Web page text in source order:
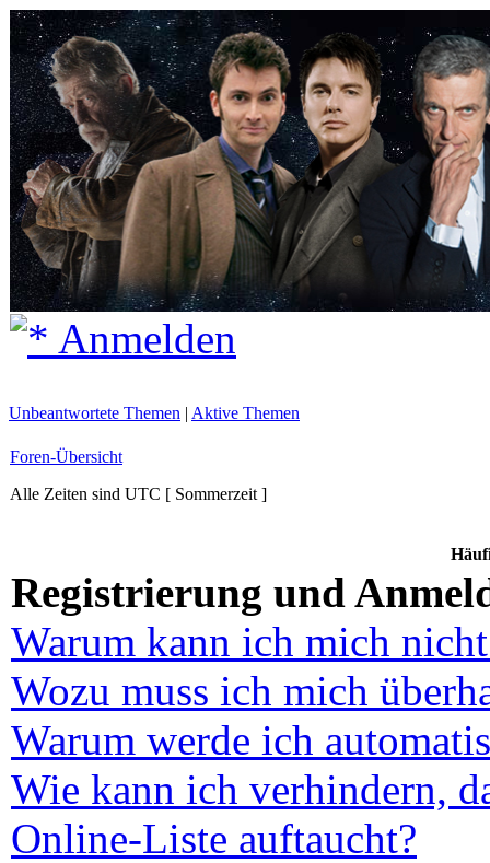
Anmelden
Unbeantwortete Themen | Aktive Themen
Foren-Übersicht
Alle Zeiten sind UTC [ Sommerzeit ]
Registrierung und
Warum kann ich mich
Wozu muss ich mich
Warum werde ich
Wie kann ich verhindern,
Online-Liste auftaucht?